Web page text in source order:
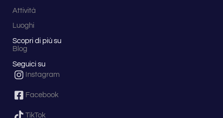
Attività
Luoghi
Scopri di più su
Blog
Seguici su
Instagram
Facebook
TikTok